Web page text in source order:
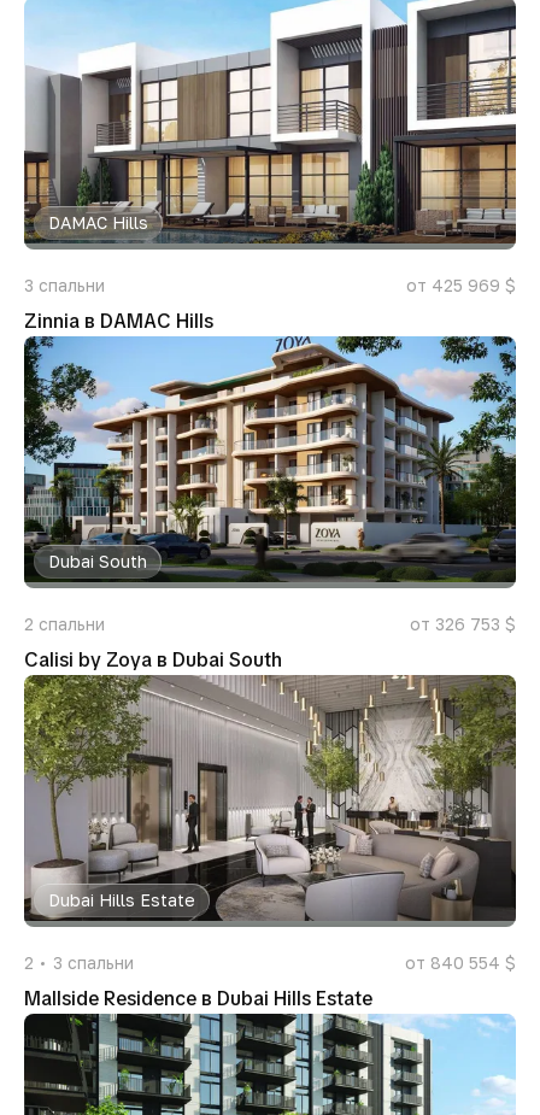
DAMAC Hills
3 спальни от 425 969 $
Zinnia в DAMAC Hills
Dubai South
2 спальни от 326 753 $
Calisi by Zoya в Dubai South
Dubai Hills Estate
2 3 спальни от 840 554 $
Mallside Residence в Dubai Hills Estate